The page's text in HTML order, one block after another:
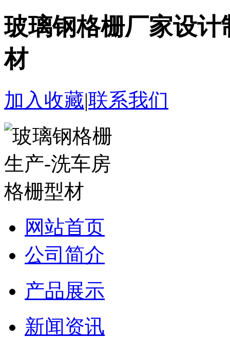
玻璃钢格栅厂家设
材
加入收藏|联系我们
网站首页
公司简介
产品展示
新闻资讯